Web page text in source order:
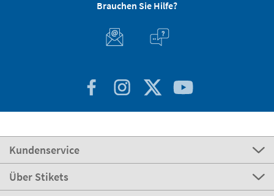
Brauchen Sie Hilfe?
Kundenservice
Über Stikets